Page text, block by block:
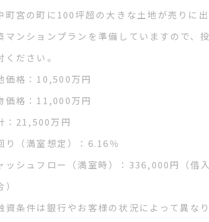
町宮の町に100坪超の大きな土地が売りに出
マンションプランを準備していますので、
ください。
価格：10,500万円
価格：11,000万円
：21,500万円
り（満室想定）：6.16％
ッシュフロー（満室時）：336,000円（借
条件は銀行やお客様の状況によって異なり